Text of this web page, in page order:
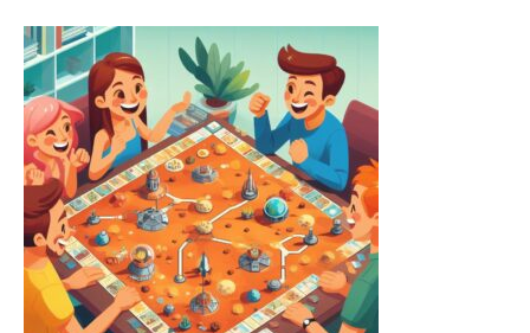
contenu